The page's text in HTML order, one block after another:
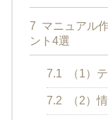
7 マニュアル
ント4選
7.1 （1）
7.2 （2）